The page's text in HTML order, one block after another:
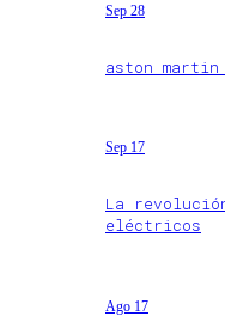
Sep 28
aston martin
Sep 17
La
eléctricos
Ago 17